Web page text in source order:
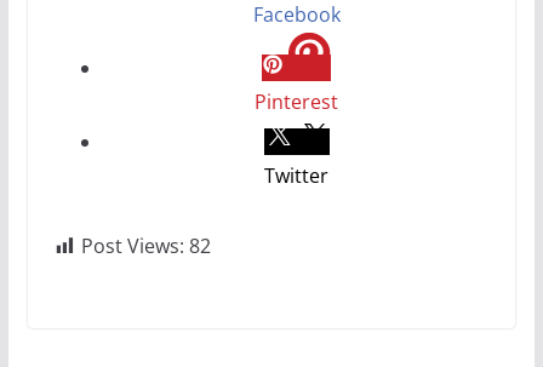
Facebook
Pinterest
Twitter
Post Views: 82